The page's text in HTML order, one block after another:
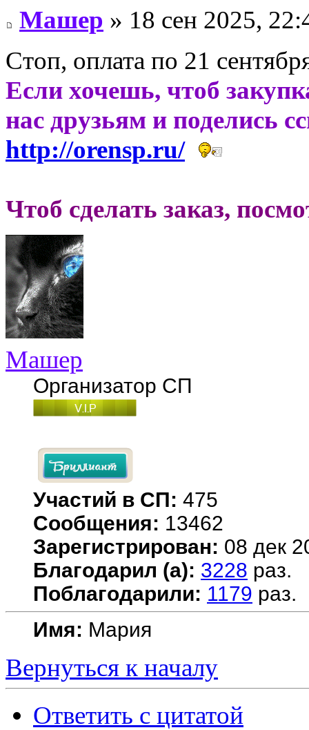
Машер » 18 сен 2025,
Стоп, оплата по 21
Если хочешь, чтоб
нас друзьям и поделись
http://orensp.ru/
Чтоб сделать заказ,
Машер
Организатор СП
Участий в СП: 475
Сообщения: 13462
Зарегистрирован: 08 дек
Благодарил (а): 3228 раз.
Поблагодарили: 1179 раз.
Имя: Мария
Вернуться к началу
Ответить с цитатой